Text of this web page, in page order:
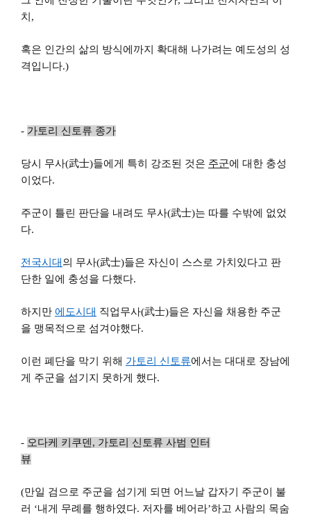
치,
혹은 인간의 삶의 방식에까지 확대해 나가려는 예도성의 성
격입니다.)
- 가토리 신토류 종가
당시 무사(武士)들에게 특히 강조된 것은 주군에 대한 충성
이었다.
주군이 틀린 판단을 내려도 무사(武士)는 따를 수밖에 없었
다.
전국시대 의 무사(武士)들은 자신이 스스로 가치있다고 판
단한 일에 충성을 다했다.
하지만 에도시대 직업무사(武士)들은 자신을 채용한 주군
을 맹목적으로 섬겨야했다.
이런 폐단을 막기 위해 가토리 신토류에서는 대대로 장남에
게 주군을 섬기지 못하게 했다.
- 오다케 키쿠덴 , 가토리 신토류 사범 인터
뷰
(만일 검으로 주군을 섬기게 되면 어느날 갑자기 주군이 불
러 ‘내게 무례를 행하였다. 저자를 베어라’하고 사람의 목숨